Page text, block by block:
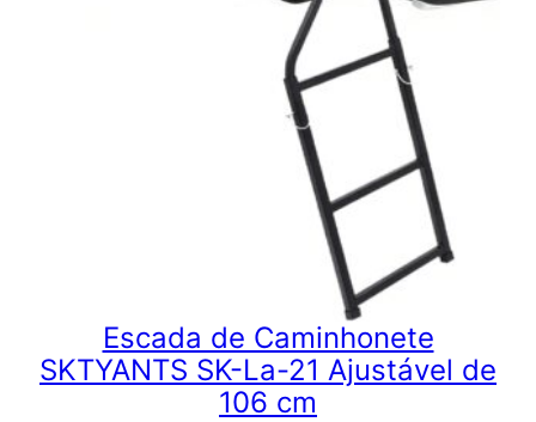
Escada de Caminhonete
SKTYANTS SK-La-21 Ajustável de
106 cm